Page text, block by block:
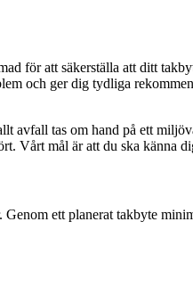
för att säkerställa att ditt
och ger dig tydliga
tas om hand på ett
Vårt mål är att du ska känna
ett planerat takbyte